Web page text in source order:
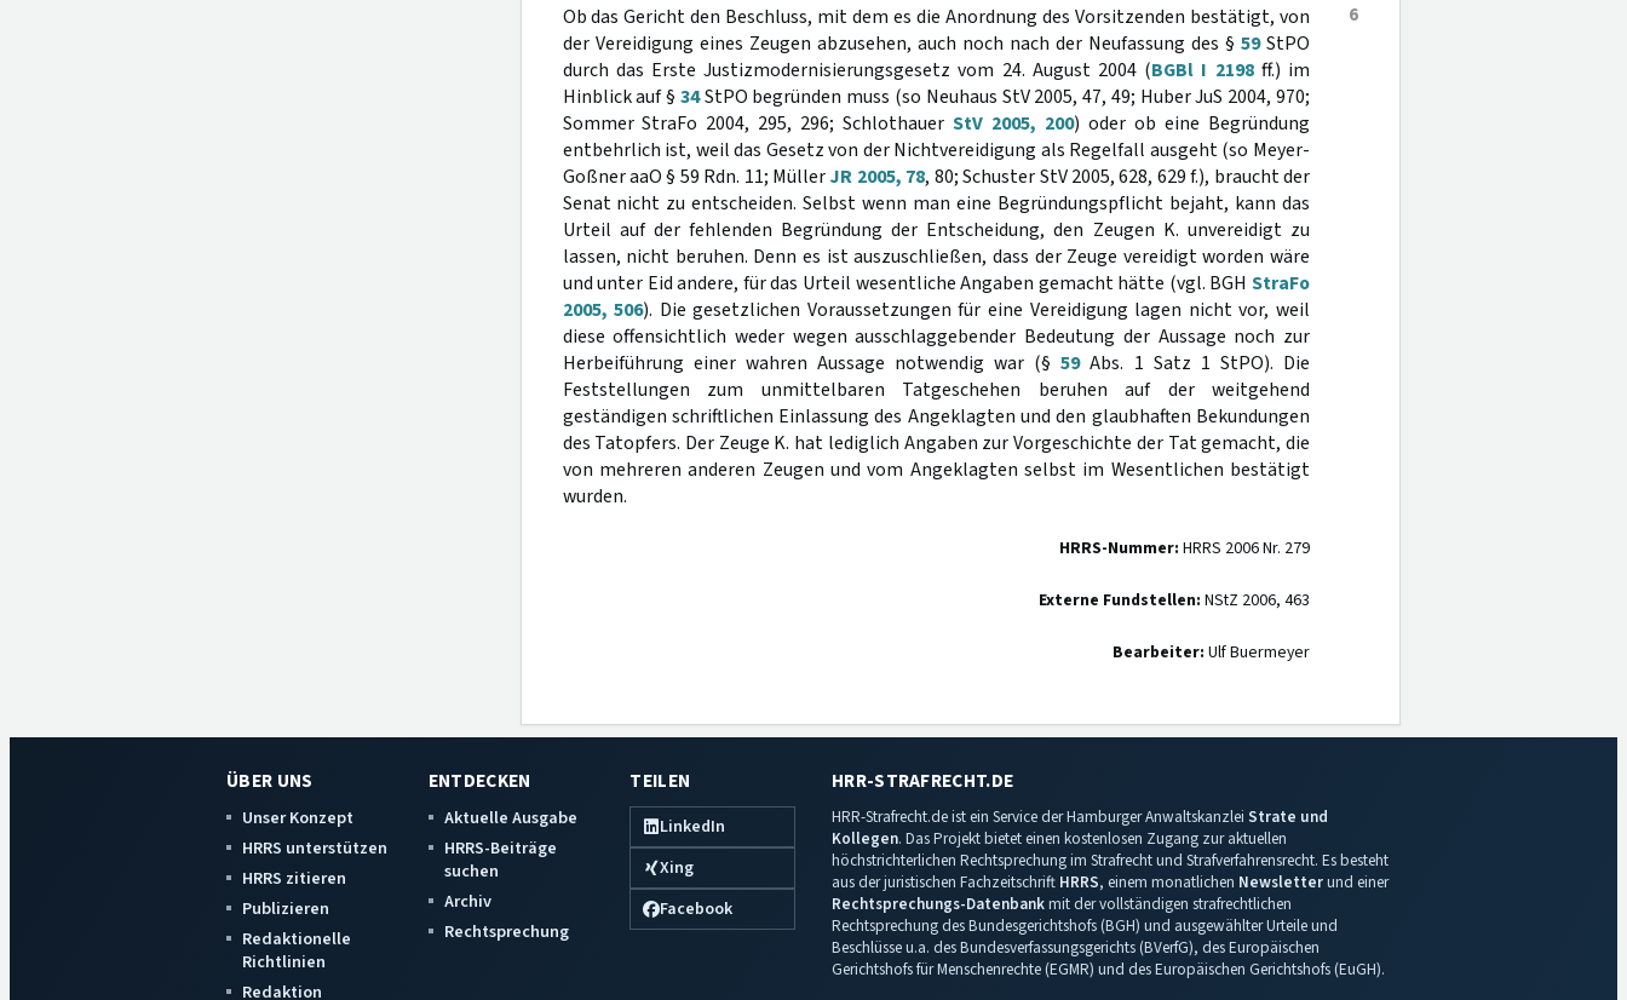
6
Ob das Gericht den Beschluss, mit dem es die Anordnung des Vorsitzenden bestätigt, von
der Vereidigung eines Zeugen abzusehen, auch noch nach der Neufassung des § 59StPO
durch das Erste Justizmodernisierungsgesetz vom 24. August 2004 (BGBl I 2198ff.) im
Hinblick auf § 34StPO begründen muss (so Neuhaus StV 2005, 47, 49; Huber JuS 2004, 970;
Sommer StraFo 2004, 295, 296; SchlothauerStV 2005, 200) oder ob eine Begründung
entbehrlich ist, weil das Gesetz von der Nichtvereidigung als Regelfall ausgeht (so Meyer-
Goßner aaO § 59 Rdn. 11; MüllerJR 2005, 78, 80; Schuster StV 2005, 628, 629 f.), braucht der
Senat nicht zu entscheiden. Selbst wenn man eine Begründungspflicht bejaht, kann das
Urteil auf der fehlenden Begründung der Entscheidung, den Zeugen K. unvereidigt zu
lassen, nicht beruhen. Denn es ist auszuschließen, dass der Zeuge vereidigt worden wäre
und unter Eid andere, für das Urteil wesentliche Angaben gemacht hätte (vgl. BGH StraFo
2005, 506). Die gesetzlichen Voraussetzungen für eine Vereidigung lagen nicht vor, weil
diese offensichtlich weder wegen ausschlaggebender Bedeutung der Aussage noch zur
Herbeiführung einer wahren Aussage notwendig war (§59Abs. 1 Satz 1 StPO). Die
Feststellungen zum unmittelbaren Tatgeschehen beruhen auf der weitgehend
geständigen schriftlichen Einlassung des Angeklagten und den glaubhaften Bekundungen
des Tatopfers. Der Zeuge K. hat lediglich Angaben zur Vorgeschichte der Tat gemacht, die
von mehreren anderen Zeugen und vom Angeklagten selbst im Wesentlichen bestätigt
wurden.
HRRS-Nummer: HRRS 2006 Nr. 279
Externe Fundstellen: NStZ 2006, 463
Bearbeiter: Ulf Buermeyer
ÜBER UNS
Unser Konzept
HRRS unterstützen
HRRS zitieren
Publizieren
Redaktionelle
Richtlinien
Redaktion
ENTDECKEN
Aktuelle Ausgabe
HRRS-Beiträge
suchen
Archiv
Rechtsprechung
TEILEN
LinkedIn
Xing
Facebook
HRR-STRAFRECHT.DE
HRR-Strafrecht.de ist ein Service der Hamburger Anwaltskanzlei Strate und
Kollegen. Das Projekt bietet einen kostenlosen Zugang zur aktuellen
höchstrichterlichen Rechtsprechung im Strafrecht und Strafverfahrensrecht. Es besteht
aus der juristischen Fachzeitschrift HRRS, einem monatlichen Newsletterund einer
Rechtsprechungs-Datenbankmit der vollständigen strafrechtlichen
Rechtsprechung des Bundesgerichtshofs (BGH) und ausgewählter Urteile und
Beschlüsse u.a. des Bundesverfassungsgerichts (BVerfG), des Europäischen
Gerichtshofs für Menschenrechte (EGMR) und des Europäischen Gerichtshofs (EuGH).